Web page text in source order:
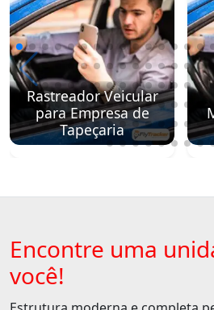
Rastreador Veicular
para Empresa de
Tapeçaria
Encontre uma
você!